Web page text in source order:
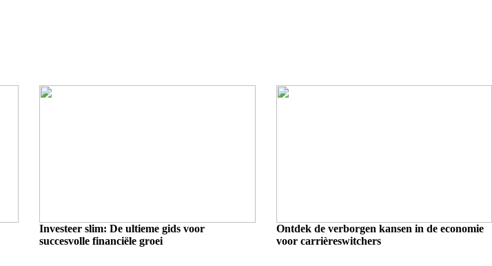
Investeer slim: De ultieme gids voor
succesvolle financiële groei
Ontdek de verborgen kansen in de economie
voor carrièreswitchers